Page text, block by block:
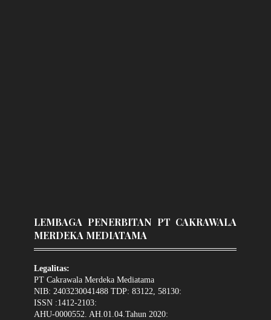
LEMBAGA PENERBITAN PT CAKRAWALA
MERDEKA MEDIATAMA
Legalitas:
PT Cakrawala Merdeka Mediatama
NIB: 2403230041488 TDP: 83122, 58130:
ISSN :1412-2103:
AHU-0000552. AH.01.04.Tahun 2020: